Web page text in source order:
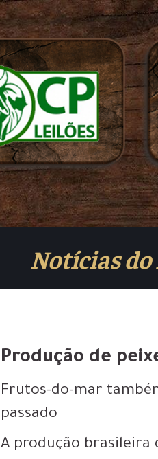
Notícias
Produção de
Frutos-do-mar
passado
A produção brasileira